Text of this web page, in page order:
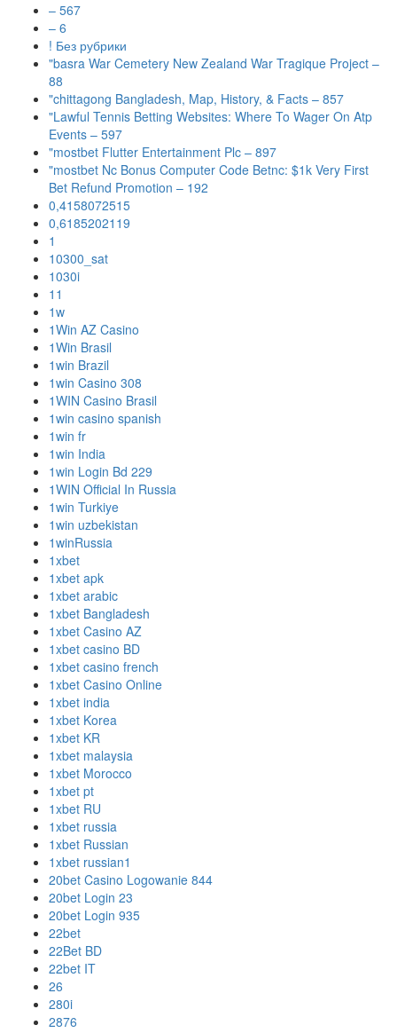
– 567
– 6
! Без рубрики
"basra War Cemetery New Zealand War Tragique Project –
88
"chittagong Bangladesh, Map, History, & Facts – 857
"Lawful Tennis Betting Websites: Where To Wager On Atp
Events – 597
"mostbet Flutter Entertainment Plc – 897
"mostbet Nc Bonus Computer Code Betnc: $1k Very First
Bet Refund Promotion – 192
0,4158072515
0,6185202119
1
10300_sat
1030i
11
1w
1Win AZ Casino
1Win Brasil
1win Brazil
1win Casino 308
1WIN Casino Brasil
1win casino spanish
1win fr
1win India
1win Login Bd 229
1WIN Official In Russia
1win Turkiye
1win uzbekistan
1winRussia
1xbet
1xbet apk
1xbet arabic
1xbet Bangladesh
1xbet Casino AZ
1xbet casino BD
1xbet casino french
1xbet Casino Online
1xbet india
1xbet Korea
1xbet KR
1xbet malaysia
1xbet Morocco
1xbet pt
1xbet RU
1xbet russia
1xbet Russian
1xbet russian1
20bet Casino Logowanie 844
20bet Login 23
20bet Login 935
22bet
22Bet BD
22bet IT
26
280i
2876